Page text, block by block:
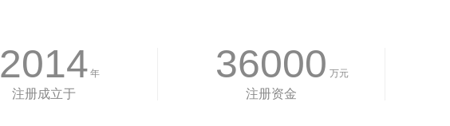
2014 年
注册成立于
36000 万元
注册资金